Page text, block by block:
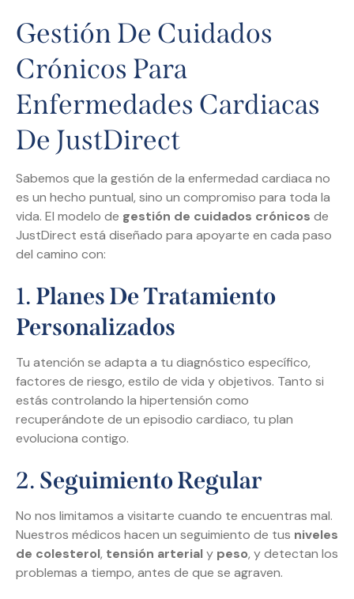
Gestión De Cuidados
Crónicos Para
Enfermedades Cardiacas
De JustDirect
Sabemos que la gestión de la enfermedad cardiaca no
es un hecho puntual, sino un compromiso para toda la
vida. El modelo de gestión de cuidados crónicos de
JustDirect está diseñado para apoyarte en cada paso
del camino con:
1. Planes De Tratamiento
Personalizados
Tu atención se adapta a tu diagnóstico específico,
factores de riesgo, estilo de vida y objetivos. Tanto si
estás controlando la hipertensión como
recuperándote de un episodio cardiaco, tu plan
evoluciona contigo.
2. Seguimiento Regular
No nos limitamos a visitarte cuando te encuentras mal.
Nuestros médicos hacen un seguimiento de tus niveles
de colesterol, tensión arterialy peso, y detectan los
problemas a tiempo, antes de que se agraven.